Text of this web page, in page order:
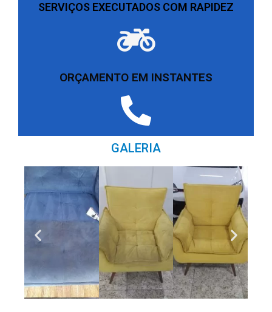
SERVIÇOS EXECUTADOS COM RAPIDEZ
ORÇAMENTO EM INSTANTES
GALERIA